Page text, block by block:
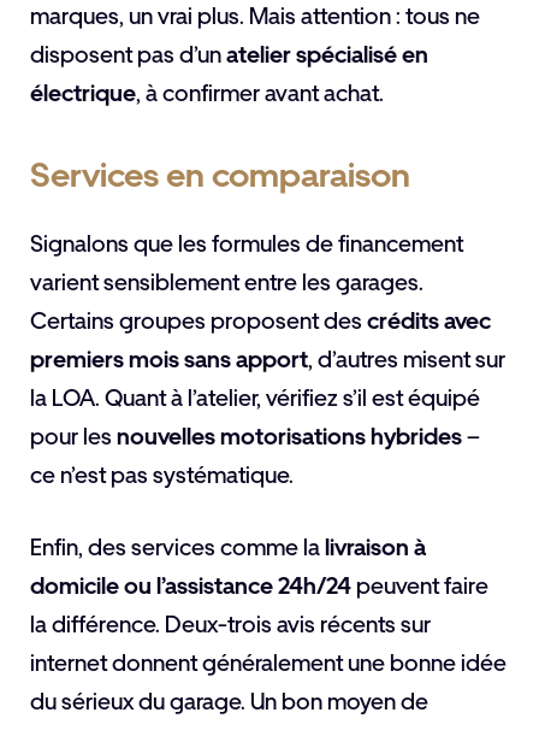
marques, un vrai plus. Mais attention : tous ne
disposent pas d’unatelier spécialisé en
électrique, à confirmer avant achat.
Services en comparaison
Signalons que les formules de financement
varient sensiblement entre les garages.
Certains groupes proposent des crédits avec
premiers mois sans apport, d’autres misent sur
la LOA. Quant à l’atelier, vérifiez s’il est équipé
pour les nouvelles motorisations hybrides–
ce n’est pas systématique.
Enfin, des services comme lalivraison à
domicile ou l’assistance 24h/24 peuvent faire
la différence. Deux-trois avis récents sur
internet donnent généralement une bonne idée
du sérieux du garage. Un bon moyen de